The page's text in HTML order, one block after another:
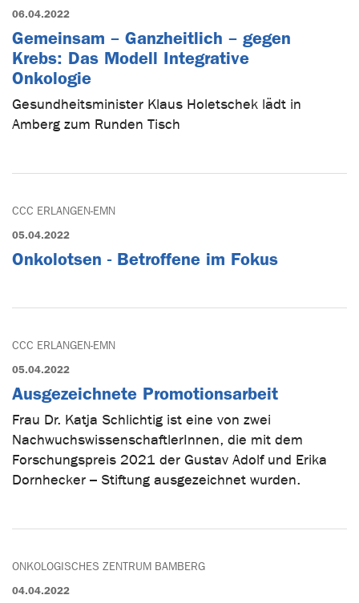
06.04.2022
Gemeinsam – Ganzheitlich – gegen
Krebs: Das Modell Integrative
Onkologie
Gesundheitsminister Klaus Holetschek lädt in
Amberg zum Runden Tisch
CCC ERLANGEN-EMN
05.04.2022
Onkolotsen - Betroffene im Fokus
CCC ERLANGEN-EMN
05.04.2022
Ausgezeichnete Promotionsarbeit
Frau Dr. Katja Schlichtig ist eine von zwei
NachwuchswissenschaftlerInnen, die mit dem
Forschungspreis 2021 der Gustav Adolf und Erika
Dornhecker – Stiftung ausgezeichnet wurden.
ONKOLOGISCHES ZENTRUM BAMBERG
04.04.2022